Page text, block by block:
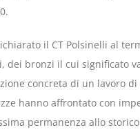
il CT Polsinelli al
dei bronzi il cui significato
concreta di un lavoro
hanno affrontato con
permanenza allo storico